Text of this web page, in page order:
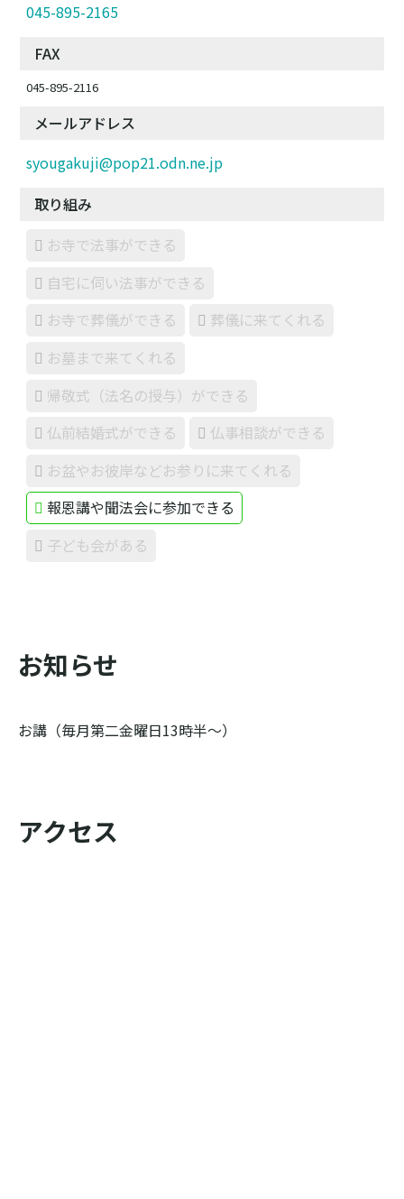
045-895-2165
FAX
045-895-2116
メールアドレス
syougakuji@pop21.odn.ne.jp
取り組み
お寺で法事ができる
自宅に伺い法事ができる
お寺で葬儀ができる
葬儀に来てくれる
お墓まで来てくれる
帰敬式（法名の授与）ができる
仏前結婚式ができる
仏事相談ができる
お盆やお彼岸などお参りに来てくれる
報恩講や聞法会に参加できる
子ども会がある
お知らせ
お講（毎月第二金曜日13時半～）
アクセス